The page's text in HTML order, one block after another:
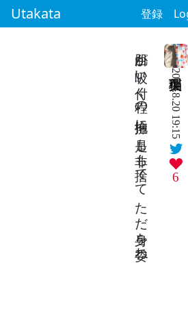
Utakata 登録
2024.8.20 19:15
6
白肌が 吸い付く程の 抱擁に 是も非も捨てて ただ身を委ね